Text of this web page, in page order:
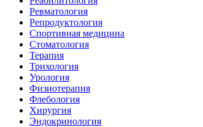
Ревматология
Репродуктология
Спортивная медицина
Стоматология
Терапия
Трихология
Урология
Физиотерапия
Флебология
Хирургия
Эндокринология